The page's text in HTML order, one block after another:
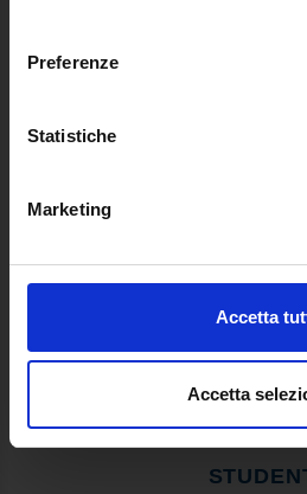
momento dalla Dichiarazione
raccogliere informazioni
geografica, con
Identificare il tuo
Approfondisci come vengono
modificare o ritirare il tuo
dalla Dichiarazione sui cookie.
Utilizziamo i cookie per
annunci, per fornire funzionalità
Preferenze
Statistiche
Marketing
Accetta
Accetta
Certificazioni e Alta
Guida alla visualizzazione
Master Primo e
Prova Finale
Calendari Sedute di Laurea